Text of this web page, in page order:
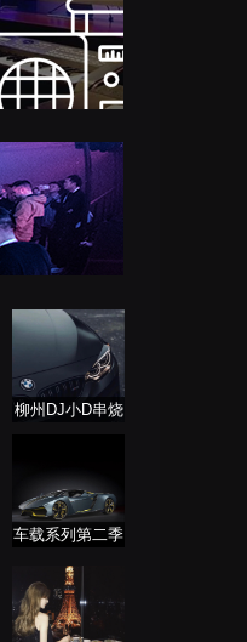
柳州DJ小D串烧
车载系列第二季